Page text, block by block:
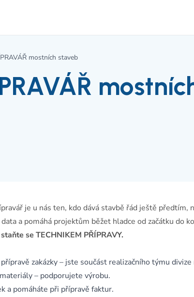
mostních staveb
je u nás ten, kdo dává stavbě řád ještě předtím,
a pomáhá projektům běžet hladce od začátku do
se TECHNIKEM PŘÍPRAVY.
zakázky – jste součást realizačního týmu divize
– podporujete výrobu.
a pomáháte při přípravě faktur.